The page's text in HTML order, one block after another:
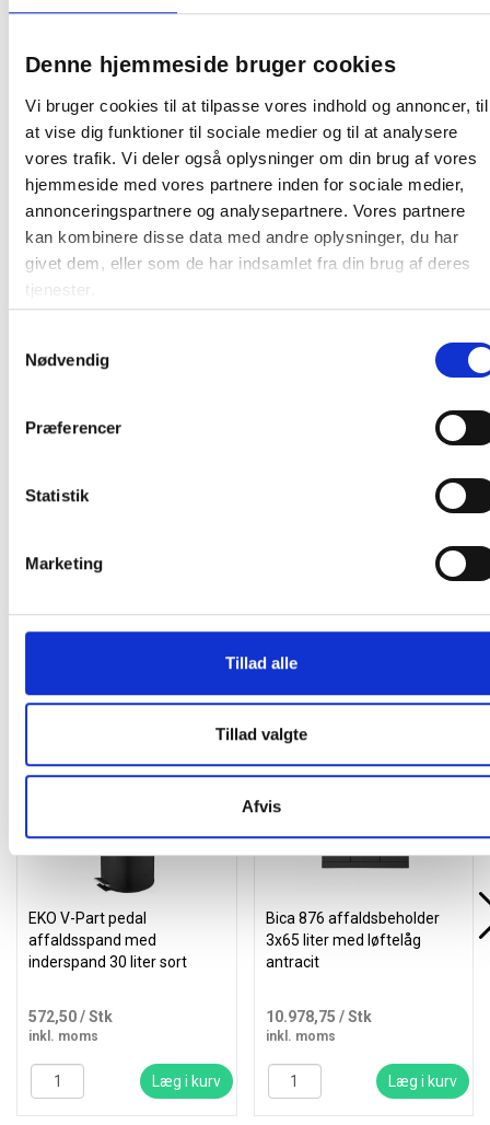
Denne hjemmeside bruger cookies
Vi bruger cookies til at tilpasse vores indhold og annoncer, til
at vise dig funktioner til sociale medier og til at analysere
vores trafik. Vi deler også oplysninger om din brug af vores
hjemmeside med vores partnere inden for sociale medier,
annonceringspartnere og analysepartnere. Vores partnere
kan kombinere disse data med andre oplysninger, du har
givet dem, eller som de har indsamlet fra din brug af deres
tjenester.
Nødvendig
Præferencer
Statistik
Marketing
Tillad alle
Tillad valgte
Afvis
EU Ecolabel
Relaterede produkter
Piktogram 12x12cm selvklæbende folie
Andre kunder købte også
EKO V-Part pedal
affaldsspand med
inderspand 30 liter sort
572,50/ Stk
inkl. moms
Læg i kurv
Gratis levering
Bica 876 affaldsbeholder
3x65 liter med løftelåg
antracit
10.978,75 / Stk
inkl. moms
Læg i kurv